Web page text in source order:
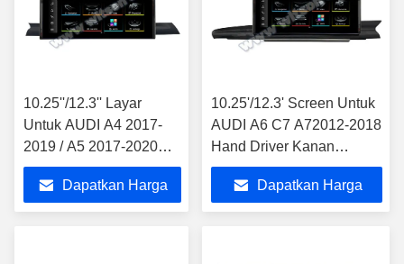
10.25''/12.3'' Layar
Untuk AUDI A4 2017-
2019 / A5 2017-2020
Pengemudi Kanan
Android Multimedia
Player
Dapatkan Harga
10.25'/12.3' Screen Untuk
AUDI A6 C7 A72012-2018
Hand Driver Kanan
Android Multimedia Player
Dapatkan Harga